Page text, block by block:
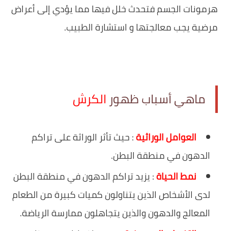
هرمونات الجسم فتحدث خلل فيها مما يؤدي إلى أعراض
مرضية يجب معالجتها و استشارة الطبيب.
ماهي أسباب ظهورالكرش
العوامل الوراثية: حيث تأثر الوراثة على تراكم
الدهون في منطقة البطن.
نمط الحياة: يزيد تراكم الدهون في منطقة البطن
لدى الأشخاص الذين يتناولون كميات كبيرة من الطعام
المعالج والدهون والذين يتجاهلون ممارسة الرياضة.